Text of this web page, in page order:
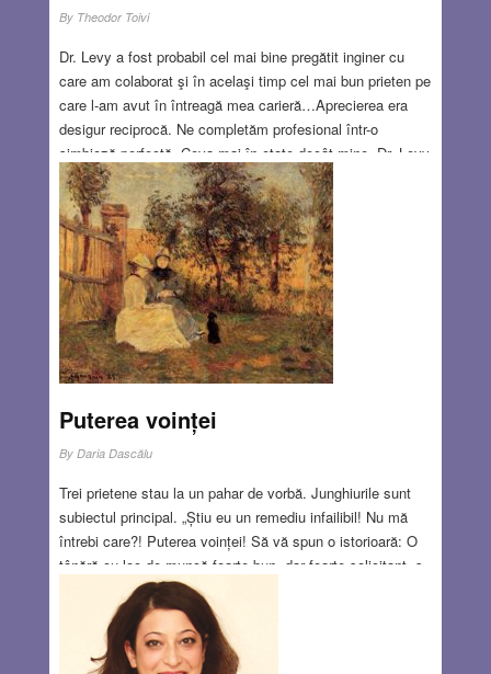
By Theodor Toivi
Dr. Levy a fost probabil cel mai bine pregătit inginer cu
care am colaborat şi în acelaşi timp cel mai bun prieten pe
care l-am avut în întreagă mea carieră…Aprecierea era
desigur reciprocă. Ne completăm profesional într-o
simbioză perfectă. Ceva mai în etate decât mine, Dr. Levy
deţinea o cultură literară solidă şi în afară pregătirii sale
excepţionale în domeniul matematicii şi al rezistenţei
materialelor, cânta cu uşurinţă la pian începând cu Mozart
şi Bethoven şi terminând cu Offenbach şi Franz von
Suppé
Read more…
JUN 23, 2016 0 COMMENTS
Puterea voinței
By Daria Dascălu
Trei prietene stau la un pahar de vorbă. Junghiurile sunt
subiectul principal. „Știu eu un remediu infailibil! Nu mă
întrebi care?! Puterea voinței! Să vă spun o istorioară: O
tânără cu loc de muncă foarte bun, dar foarte solicitant, s-
a simțit rău o vreme, a mers la doctor și a aflat că are o
boală gravă și s-ar putea să nu mai trăiască decât foarte
puțin. Dorind să-și petreacă foarte frumos această ultimă
perioadă, și-a luat concediu și a plecat într-o stațiune.